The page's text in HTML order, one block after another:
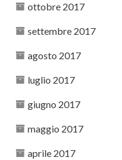
ottobre 2017
settembre 2017
agosto 2017
luglio 2017
giugno 2017
maggio 2017
aprile 2017